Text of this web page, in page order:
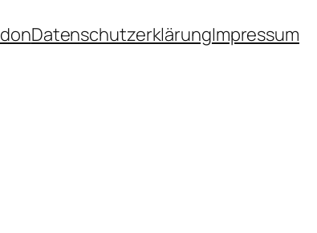
DatenschutzerklärungImpressum